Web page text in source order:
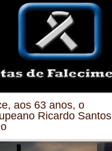
aos 63 anos, o
Ricardo Santos